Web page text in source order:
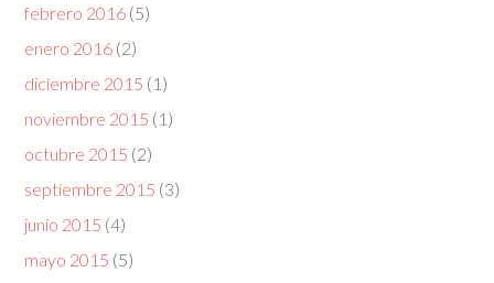
febrero 2016 (5)
enero 2016 (2)
diciembre 2015 (1)
noviembre 2015 (1)
octubre 2015 (2)
septiembre 2015 (3)
junio 2015 (4)
mayo 2015 (5)